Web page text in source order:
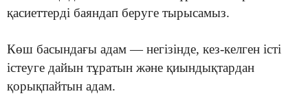
қасиеттерді баяндап беруге тырысамыз.
Көш басындағы адам — негізінде, кез-келген істі
істеуге дайын тұратын және қиындықтардан
қорықпайтын адам.